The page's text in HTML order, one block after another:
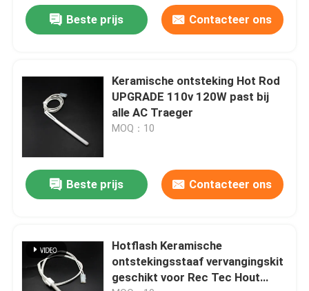
Laat een bericht achter
We bellen je snel terug!
VERZENDEN
Beste prijs Contacteer ons
Keramische ontsteking Hot Rod
UPGRADE 110v 120W past bij
alle AC Traeger
MOQ：10
Beste prijs Contacteer ons
Hotflash Keramische
ontstekingsstaaf vervangingskit
geschikt voor Rec Tec Hout